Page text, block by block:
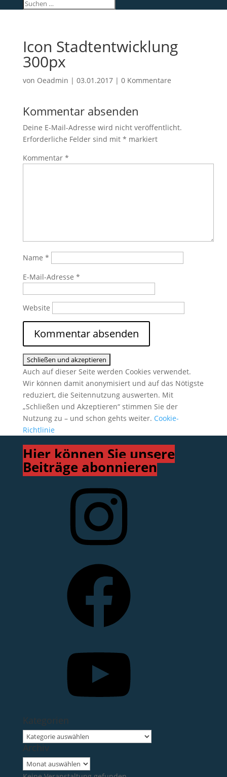
Icon Stadtentwicklung
300px
von Oeadmin | 03.01.2017| 0 Kommentare
Kommentar absenden
Deine E-Mail-Adresse wird nicht veröffentlicht.
Erforderliche Felder sind mit * markiert
Kommentar *
Name *
E-Mail-Adresse *
Website
Auch auf dieser Seite werden Cookies verwendet.
Wir können damit anonymisiert und auf das Nötigste
reduziert, die Seitennutzung auswerten. Mit
„Schließen und Akzeptieren“ stimmen Sie der
Nutzung zu – und schon gehts weiter. Cookie-
Richtlinie
Hier können Sie unsere
Beiträge abonnieren
Kategorien
Kategorien
Archiv
Archiv